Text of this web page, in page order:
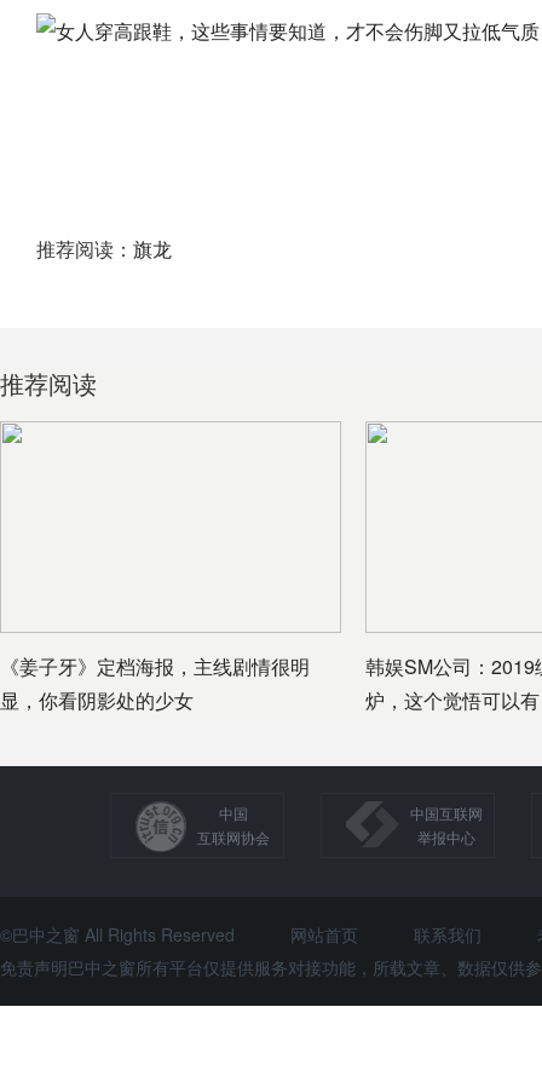
推荐阅读： 旗龙
推荐阅读
《姜子牙》定档海报，主线剧情很明
显，你看阴影处的少女
韩娱SM公司：
炉，这个觉悟可以有
中国
互联网协会
中国互联网
举报中心
©巴中之窗 All Rights Reserved 网站首页 联系我们
免责声明巴中之窗所有平台仅提供服务对接功能，所载文章、数据仅